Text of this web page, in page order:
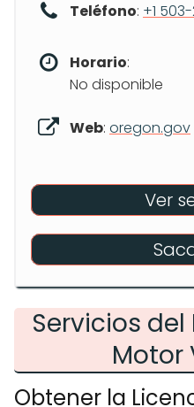
Teléfono: +1
Horario:
No disponible
Web: oregon.gov
Ver
Servicios
Motor
Obtener la